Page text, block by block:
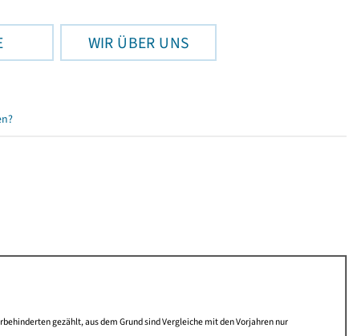
WIR ÜBER UNS
gezählt, aus dem Grund sind Vergleiche mit den Vorjahren nur